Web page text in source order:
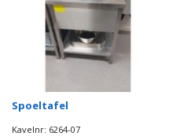
Spoeltafel
Kavelnr: 6264-07